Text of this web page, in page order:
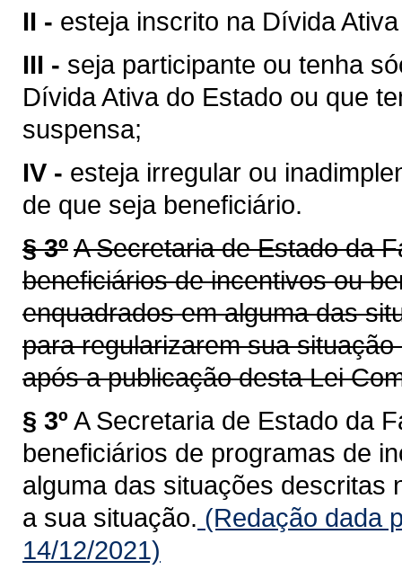
II - esteja inscrito na Dívida
III - seja participante ou tenha
Dívida Ativa do Estado ou que
suspensa;
IV - esteja irregular ou
de que seja beneficiário.
§ 3ºA Secretaria de Estado da
beneficiários de incentivos ou
enquadrados em alguma das
para regularizarem sua
após a publicação desta Lei
§ 3º A Secretaria de Estado da
beneficiários de programas de
alguma das situações descritas
a sua situação. (Redação dada
14/12/2021)